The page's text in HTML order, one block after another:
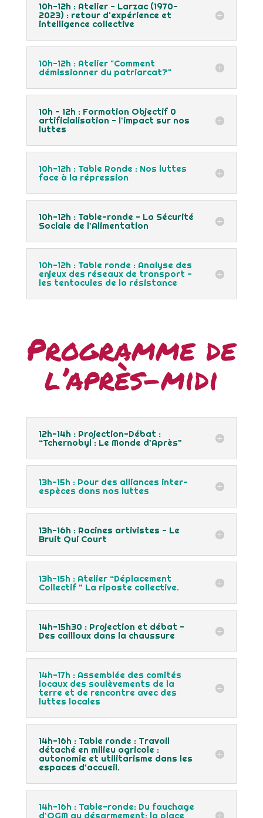
10h-12h : Atelier - Larzac (1970-
2023) : retour d'expérience et
intelligence collective
10h-12h : Atelier "Comment
démissionner du patriarcat?"
10h - 12h : Formation Objectif 0
artificialisation - l'impact sur nos
luttes
10h-12h : Table Ronde : Nos luttes
face à la répression
10h-12h : Table-ronde - La Sécurité
Sociale de l'Alimentation
10h-12h : Table ronde : Analyse des
enjeux des réseaux de transport -
les tentacules de la résistance
Programme de
l’après-midi
12h-14h : Projection-Débat :
“Tchernobyl : Le Monde d’Après”
13h-15h : Pour des alliances inter-
espèces dans nos luttes
13h-16h : Racines artivistes - Le
Bruit Qui Court
13h-15h : Atelier “Déplacement
Collectif ” La riposte collective.
14h-15h30 : Projection et débat -
Des cailloux dans la chaussure
14h-17h : Assemblée des comités
locaux des soulèvements de la
terre et de rencontre avec des
luttes locales
14h-16h : Table ronde : Travail
détaché en milieu agricole :
autonomie et utilitarisme dans les
espaces d’accueil.
14h-16h : Table-ronde: Du fauchage
d'OGM au désarmement: la place